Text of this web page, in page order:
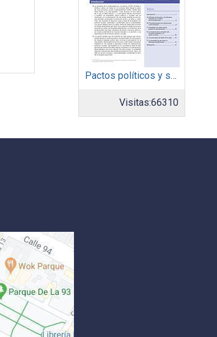
Pactos políticos y sociales para la igualdad y el desarrollo sostenible en América Latina y el Caribe en la recuperación pos COVID-19
Visitas:66310